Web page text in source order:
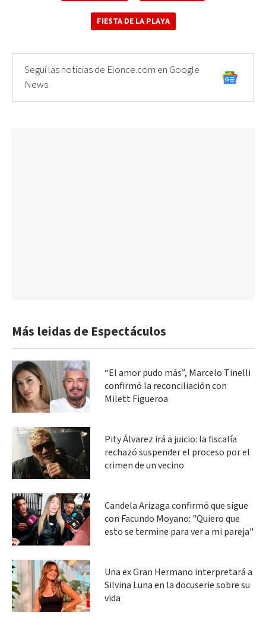
FIESTA DE LA PLAYA
Seguí las noticias de Elonce.com en Google
News
Más leidas de Espectáculos
“El amor pudo más”, Marcelo Tinelli
confirmó la reconciliación con
Milett Figueroa
Pity Álvarez irá a juicio: la fiscalía
rechazó suspender el proceso por el
crimen de un vecino
Candela Arizaga confirmó que sigue
con Facundo Moyano: "Quiero que
esto se termine para ver a mi pareja"
Una ex Gran Hermano interpretará a
Silvina Luna en la docuserie sobre su
vida